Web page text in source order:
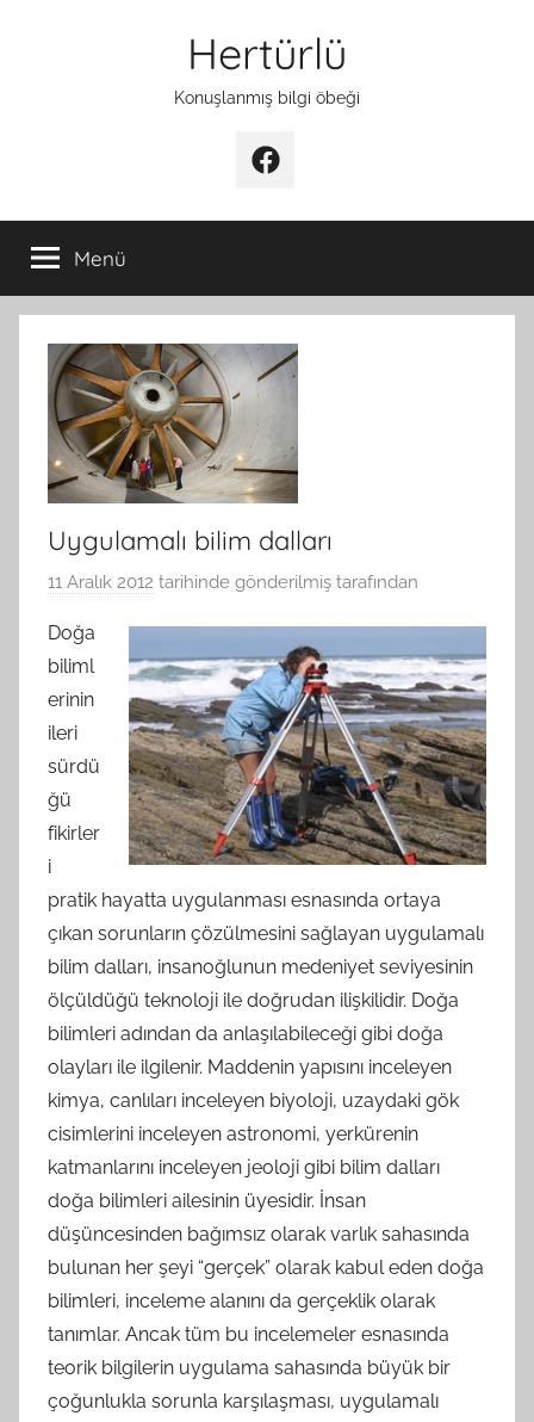
Hertürlü
Konuşlanmış bilgi öbeği
Facebook
Menü
Uygulamalı bilim dalları
11 Aralık 2012 tarihinde gönderilmiş tarafından
Doğa
biliml
erinin
ileri
sürdü
ğü
fikirler
i
pratik hayatta uygulanması esnasında ortaya
çıkan sorunların çözülmesini sağlayan uygulamalı
bilim dalları, insanoğlunun medeniyet seviyesinin
ölçüldüğü teknoloji ile doğrudan ilişkilidir. Doğa
bilimleri adından da anlaşılabileceği gibi doğa
olayları ile ilgilenir. Maddenin yapısını inceleyen
kimya, canlıları inceleyen biyoloji, uzaydaki gök
cisimlerini inceleyen astronomi, yerkürenin
katmanlarını inceleyen jeoloji gibi bilim dalları
doğa bilimleri ailesinin üyesidir. İnsan
düşüncesinden bağımsız olarak varlık sahasında
bulunan her şeyi “gerçek” olarak kabul eden doğa
bilimleri, inceleme alanını da gerçeklik olarak
tanımlar. Ancak tüm bu incelemeler esnasında
teorik bilgilerin uygulama sahasında büyük bir
çoğunlukla sorunla karşılaşması, uygulamalı